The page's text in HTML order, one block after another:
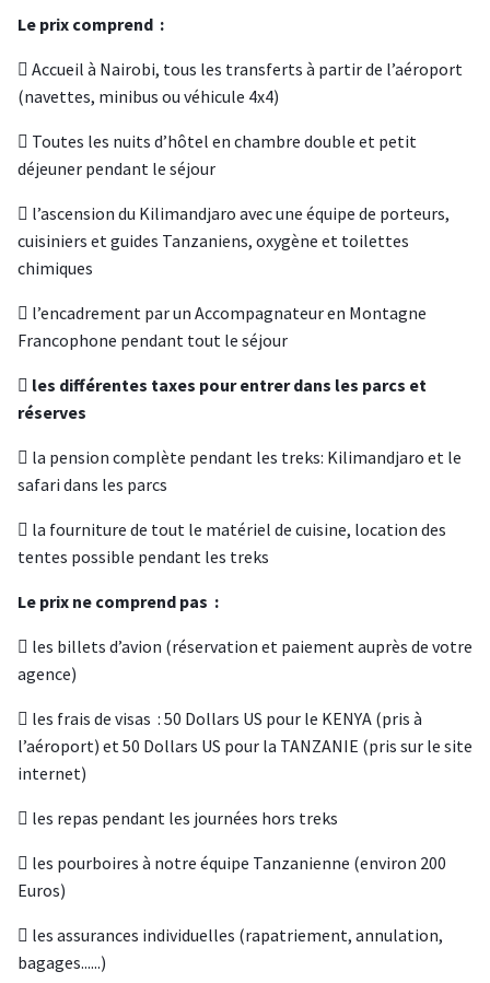
Le prix comprend :
 Accueil à Nairobi, tous les transferts à partir de l’aéroport
(navettes, minibus ou véhicule 4x4)
 Toutes les nuits d’hôtel en chambre double et petit
déjeuner pendant le séjour
 l’ascension du Kilimandjaro avec une équipe de porteurs,
cuisiniers et guides Tanzaniens, oxygène et toilettes
chimiques
 l’encadrement par un Accompagnateur en Montagne
Francophone pendant tout le séjour
 les différentes taxes pour entrer dans les parcs et
réserves
 la pension complète pendant les treks: Kilimandjaro et le
safari dans les parcs
 la fourniture de tout le matériel de cuisine, location des
tentes possible pendant les treks
Le prix ne comprend pas :
 les billets d’avion (réservation et paiement auprès de votre
agence)
 les frais de visas : 50 Dollars US pour le KENYA (pris à
l’aéroport) et 50 Dollars US pour la TANZANIE (pris sur le site
internet)
 les repas pendant les journées hors treks
 les pourboires à notre équipe Tanzanienne (environ 200
Euros)
 les assurances individuelles (rapatriement, annulation,
bagages......)